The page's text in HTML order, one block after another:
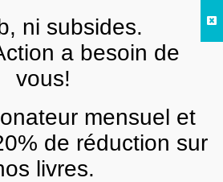
emporte le vent…
NOVEMBRE 2011
ni subsides.
a besoin de
vous!
mensuel et
de réduction sur
livres.